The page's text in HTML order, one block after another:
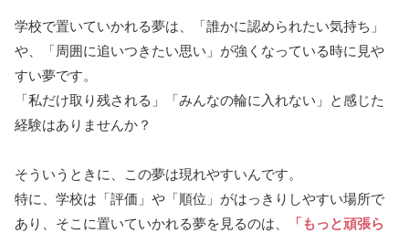
学校で置いていかれる夢は、「誰かに認められたい気持ち」
や、「周囲に追いつきたい思い」が強くなっている時に見や
すい夢です。
「私だけ取り残される」「みんなの輪に入れない」と感じた
経験はありませんか？
そういうときに、この夢は現れやすいんです。
特に、学校は「評価」や「順位」がはっきりしやすい場所で
あり、そこに置いていかれる夢を見るのは、
「もっと頑張ら